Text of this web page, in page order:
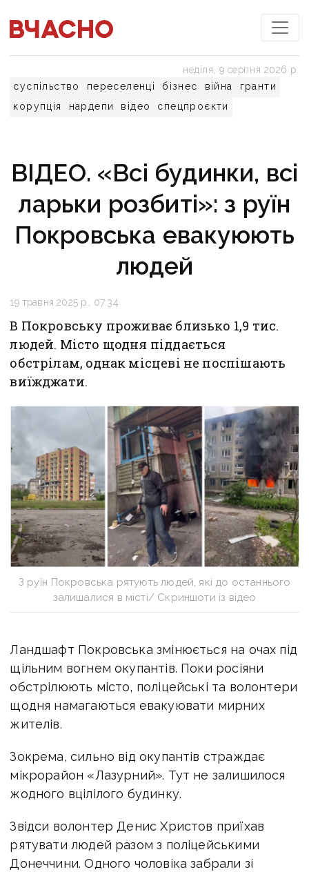
суспільство переселенці бізнес війна
гранти
корупція
нардепи відео спецпроєкти
неділя, 9 серпня 2026 р.
ВІДЕО. «Всі будинки, всі
ларьки розбиті»: з руїн
Покровська евакуюють
людей
19 травня 2025 р., 07:34
В Покровську проживає близько 1,9 тис.
людей. Місто щодня піддається
обстрілам, однак місцеві не поспішають
виїжджати.
З руїн Покровська рятують людей, які до останнього
залишалися в місті/ Скриншоти із відео
Ландшафт Покровська змінюється на очах під
щільним вогнем окупантів. Поки росіяни
обстрілюють місто, поліцейські та волонтери
щодня намагаються евакуювати мирних
жителів.
Зокрема, сильно від окупантів страждає
мікрорайон «Лазурний». Тут не залишилося
жодного вцілілого будинку.
Звідси волонтер Денис Христов приїхав
рятувати людей разом з поліцейськими
Донеччини. Одного чоловіка забрали зі